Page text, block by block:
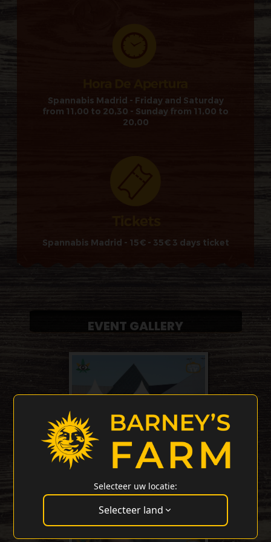
Spannabis Madrid - Friday and Saturday
from 11,00 to 20,30 - Sunday from 11,00 to
20,00
Spannabis Madrid - 15€ - 35€ 3 days ticket
EVENT GALLERY
Selecteer uw locatie:
Selecteer land